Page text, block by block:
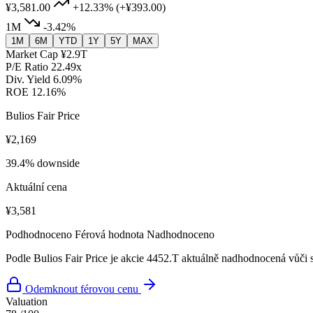
¥3,581.00 +12.33% (+¥393.00)
1M
-3.42%
1M 6M YTD 1Y 5Y MAX
Market Cap ¥2.9T
P/E Ratio 22.49x
Div. Yield 6.09%
ROE 12.16%
Bulios Fair Price
¥2,169
39.4% downside
Aktuální cena
¥3,581
Podhodnoceno Férová hodnota Nadhodnoceno
Podle Bulios Fair Price je akcie 4452.T aktuálně nadhodnocená vůči
Odemknout férovou cenu
Valuation